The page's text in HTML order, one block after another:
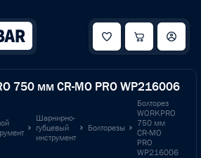
750 мм CR-MO PRO WP216006
Шарнирно-
губцевый
инструмент
Болторезы
Болторез
WORKPRO
750 мм
CR-MO
PRO
WP216006